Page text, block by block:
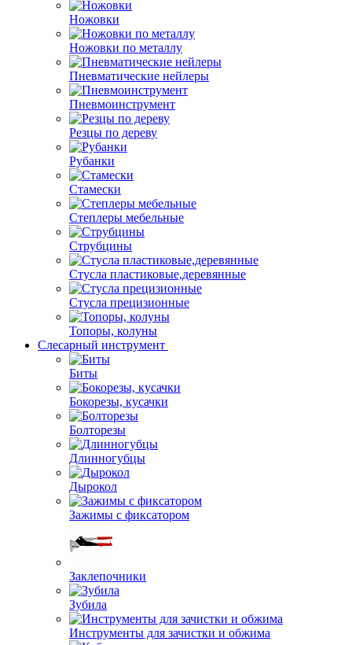
Ножовки
Ножовки по металлу
Пневматические нейлеры
Пневмоинструмент
Резцы по дереву
Рубанки
Стамески
Степлеры мебельные
Струбцины
Стусла пластиковые,деревянные
Стусла прецизионные
Топоры, колуны
Слесарный инструмент
Биты
Бокорезы, кусачки
Болторезы
Длинногубцы
Дырокол
Зажимы с фиксатором
Заклепочники
Зубила
Инструменты для зачистки и обжима